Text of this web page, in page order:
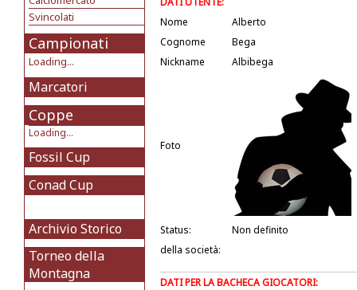
Svincolati
Campionati
Loading...
Marcatori
Coppe
Loading...
Fossil Cup
Conad Cup
Archivio Storico
Torneo della
Montagna
Nome
Alberto
Cognome
Bega
Nickname
Albibega
Foto
Status:
Non definito
della società:
DATI PER LA BACHECA GIOCATORI: